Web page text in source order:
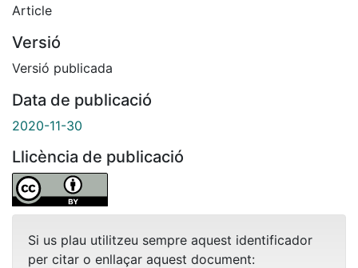
Article
Versió
Versió publicada
Data de publicació
2020-11-30
Llicència de publicació
Si us plau utilitzeu sempre aquest identificador
per citar o enllaçar aquest document: